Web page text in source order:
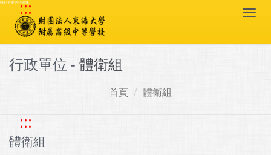
跳到主要內容區塊
:::
行政單位 - 體衛組
首頁 體衛組
:::
體衛組